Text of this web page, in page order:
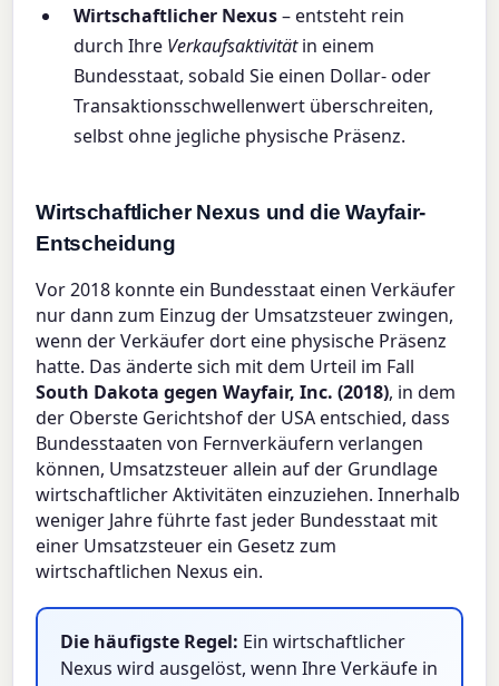
Wirtschaftlicher Nexus– entsteht rein
durch Ihre Verkaufsaktivitätin einem
Bundesstaat, sobald Sie einen Dollar- oder
Transaktionsschwellenwert überschreiten,
selbst ohne jegliche physische Präsenz.
Wirtschaftlicher Nexus und die Wayfair-
Entscheidung
Vor 2018 konnte ein Bundesstaat einen Verkäufer
nur dann zum Einzug der Umsatzsteuer zwingen,
wenn der Verkäufer dort eine physische Präsenz
hatte. Das änderte sich mit dem Urteil im Fall
South Dakota gegen Wayfair, Inc. (2018), in dem
der Oberste Gerichtshof der USA entschied, dass
Bundesstaaten von Fernverkäufern verlangen
können, Umsatzsteuer allein auf der Grundlage
wirtschaftlicher Aktivitäten einzuziehen. Innerhalb
weniger Jahre führte fast jeder Bundesstaat mit
einer Umsatzsteuer ein Gesetz zum
wirtschaftlichen Nexus ein.
Die häufigste Regel: Ein wirtschaftlicher
Nexus wird ausgelöst, wenn Ihre Verkäufe in